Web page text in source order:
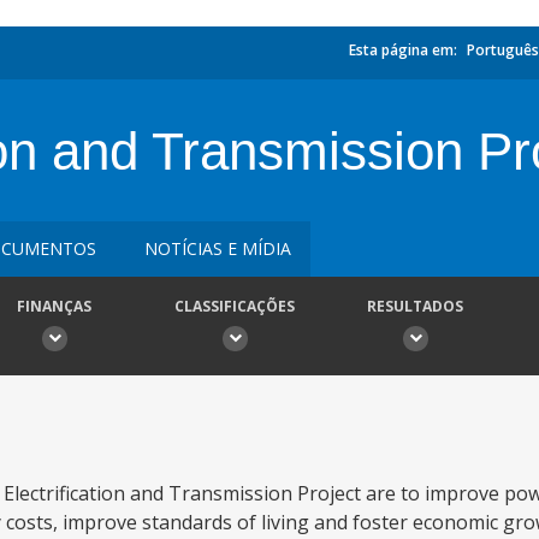
Esta página em: Português
and Transmission
NOTÍCIAS E MÍDIA
FINANÇAS CLASSIFICAÇÕES RESULTADOS
and Transmission Project are to improve
improve standards of living and foster economic